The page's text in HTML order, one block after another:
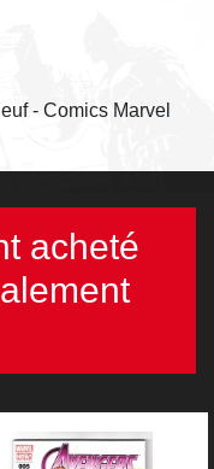
- Comics Marvel
acheté